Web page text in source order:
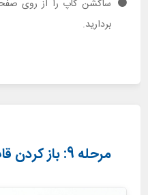
بردارید.
مرحله 9: باز کردن قاب آیفون در لبه فوقانی